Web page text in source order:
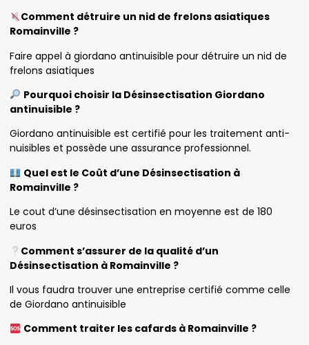
Comment détruire un nid de frelons asiatiques
Romainville ?
Faire appel à giordano antinuisible pour détruire un nid de
frelons asiatiques
Pourquoi choisir la Désinsectisation Giordano
antinuisible ?
Giordano antinuisible est certifié pour les traitement anti-
nuisibles et possède une assurance professionnel.
Quel est le Coût d’une Désinsectisation à
Romainville ?
Le cout d’une désinsectisation en moyenne est de 180
euros
Comment s’assurer de la qualité d’un
Désinsectisation à Romainville ?
Il vous faudra trouver une entreprise certifié comme celle
de Giordano antinuisible
Comment traiter les cafards à Romainville ?